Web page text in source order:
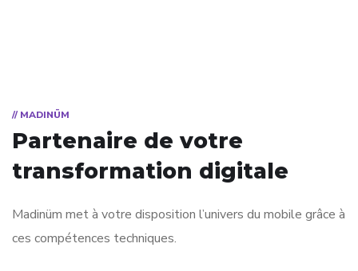
// MADINÜM
Partenaire de votre
transformation digitale
Madinüm met à votre disposition l’univers du mobile grâce à
ces compétences techniques.